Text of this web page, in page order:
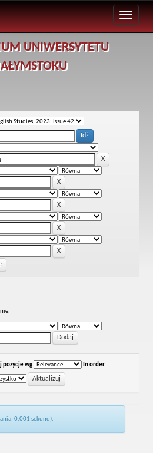
UNIWERSYTETU
pozycje wg In order
0.001 sekund).